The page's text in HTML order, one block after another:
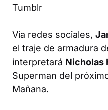
Tumblr
Vía redes sociales,
el traje de armadura
interpretará Nicholas
Superman del
Mañana.